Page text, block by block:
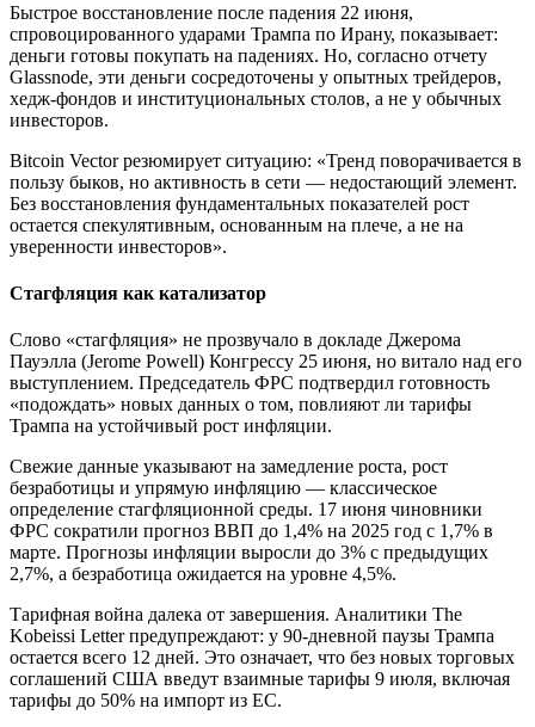
Быстрое восстановление после падения 22 июня,
спровоцированного ударами Трампа по Ирану, показывает:
деньги готовы покупать на падениях. Но, согласно отчету
Glassnode, эти деньги сосредоточены у опытных трейдеров,
хедж-фондов и институциональных столов, а не у обычных
инвесторов.
Bitcoin Vector резюмирует ситуацию: «Тренд поворачивается в
пользу быков, но активность в сети — недостающий элемент.
Без восстановления фундаментальных показателей рост
остается спекулятивным, основанным на плече, а не на
уверенности инвесторов».
Стагфляция как катализатор
Слово «стагфляция» не прозвучало в докладе Джерома
Пауэлла (Jerome Powell) Конгрессу 25 июня, но витало над его
выступлением. Председатель ФРС подтвердил готовность
«подождать» новых данных о том, повлияют ли тарифы
Трампа на устойчивый рост инфляции.
Свежие данные указывают на замедление роста, рост
безработицы и упрямую инфляцию — классическое
определение стагфляционной среды. 17 июня чиновники
ФРС сократили прогноз ВВП до 1,4% на 2025 год с 1,7% в
марте. Прогнозы инфляции выросли до 3% с предыдущих
2,7%, а безработица ожидается на уровне 4,5%.
Тарифная война далека от завершения. Аналитики The
Kobeissi Letter предупреждают: у 90-дневной паузы Трампа
остается всего 12 дней. Это означает, что без новых торговых
соглашений США введут взаимные тарифы 9 июля, включая
тарифы до 50% на импорт из ЕС.